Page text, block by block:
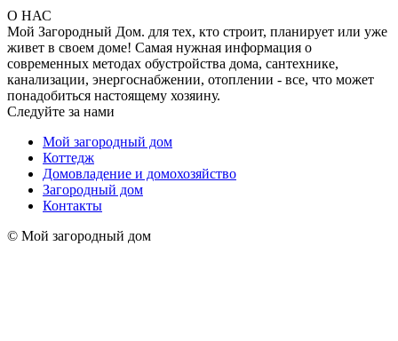
О НАС
Мой Загородный Дом. для тех, кто строит, планирует или уже
живет в своем доме! Самая нужная информация о
современных методах обустройства дома, сантехнике,
канализации, энергоснабжении, отоплении - все, что может
понадобиться настоящему хозяину.
Следуйте за нами
Мой загородный дом
Коттедж
Домовладение и домохозяйство
Загородный дом
Контакты
© Мой загородный дом